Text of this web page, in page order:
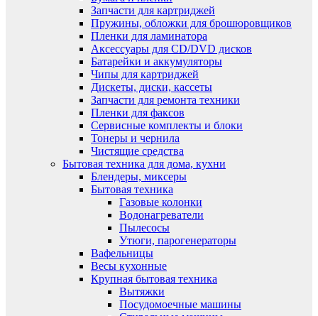
Запчасти для картриджей
Пружины, обложки для брошюровщиков
Пленки для ламинатора
Аксессуары для CD/DVD дисков
Батарейки и аккумуляторы
Чипы для картриджей
Дискеты, диски, кассеты
Запчасти для ремонта техники
Пленки для факсов
Сервисные комплекты и блоки
Тонеры и чернила
Чистящие средства
Бытовая техника для дома, кухни
Блендеры, миксеры
Бытовая техника
Газовые колонки
Водонагреватели
Пылесосы
Утюги, парогенераторы
Вафельницы
Весы кухонные
Крупная бытовая техника
Вытяжки
Посудомоечные машины